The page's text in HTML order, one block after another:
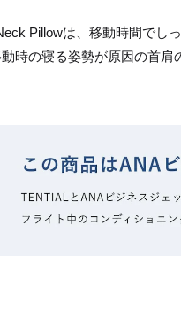
Pillowは、移動時間でし
時の寝る姿勢が原因の首